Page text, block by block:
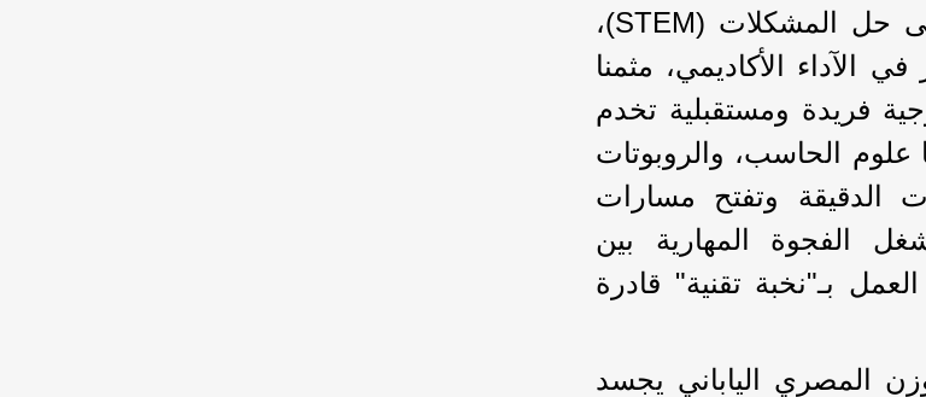
في الجودة والتعلم التطبيقي القائم على حل المشكلات (STEM)،
الآداء الأكاديمي، مثمنا
فريدة ومستقبلية تخدم
علوم الحاسب، والروبوتات
الدقيقة وتفتح مسارات
الفجوة المهارية بين
بـ"نخبة تقنية" قادرة
المصري الياباني يجسد